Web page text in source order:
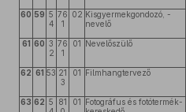
60 59 5
4
76
1
02 Kisgyermekgondozó, -
nevelő
61 60 3
2
76
1
01 Nevelőszülő
62 61 53 21
3
01 Filmhangtervező
63 62 5
81
01 Fotográfus és fotótermék-